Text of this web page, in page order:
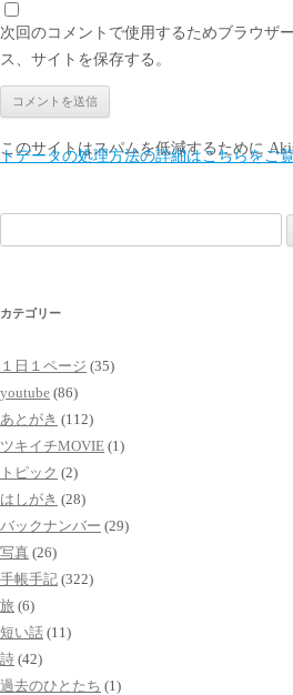
次回のコメントで使用するためブラウザ
ス、サイトを保存する。
このサイトはスパムを低減するために
トデータの処理方法の詳細はこちらをご
索:
カテゴリー
１日１ページ (35)
youtube (86)
あとがき (112)
ツキイチMOVIE (1)
トピック (2)
はしがき (28)
バックナンバー (29)
写真 (26)
手帳手記 (322)
旅 (6)
短い話 (11)
詩 (42)
過去のひとたち (1)